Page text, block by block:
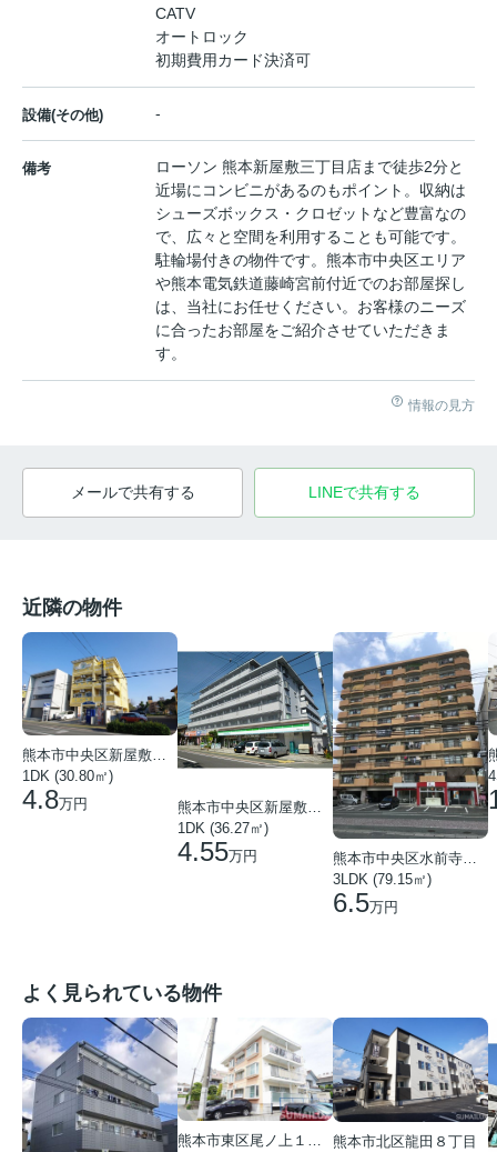
CATV
オートロック
初期費用カード決済可
設備(その他) -
備考
ローソン 熊本新屋敷三丁目店まで徒歩2分と
近場にコンビニがあるのもポイント。収納は
シューズボックス・クロゼットなど豊富なの
で、広々と空間を利用することも可能です。
駐輪場付きの物件です。熊本市中央区エリア
や熊本電気鉄道藤崎宮前付近でのお部屋探し
は、当社にお任せください。お客様のニーズ
に合ったお部屋をご紹介させていただきま
す。
情報の見方
メールで共有する LINEで共有する
近隣の物件
熊本市中央区新屋敷３丁目
1DK (30.80㎡)
4.8万円
1DK (36.27㎡)
4.55万円
熊本市中央区水前寺１丁目
3LDK (79.15㎡)
6.5万円
よく見られている物件
熊本市東区尾ノ上１丁目
熊本市北区龍田８丁目